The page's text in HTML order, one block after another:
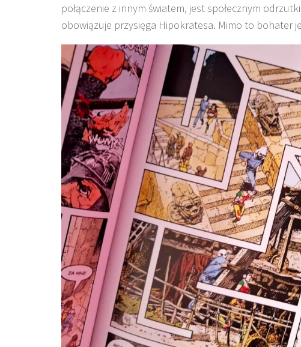
połączenie z innym światem, jest społecznym
obowiązuje przysięga Hipokratesa. Mimo to bohater